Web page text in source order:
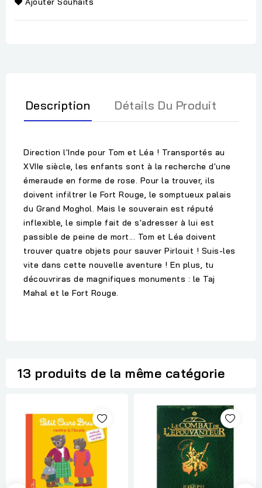
Description Détails Du Produit
Direction l'Inde pour Tom et Léa ! Transportés au
XVIIe siècle, les enfants sont à la recherche d'une
émeraude en forme de rose. Pour la trouver, ils
doivent infiltrer le Fort Rouge, le somptueux palais
du Grand Moghol. Mais le souverain est réputé
inflexible, le simple fait de s'adresser à lui est
passible de peine de mort... Tom et Léa doivent
trouver quatre objets pour sauver Pirlouit ! Suis-les
vite dans cette nouvelle aventure ! En plus, tu
découvriras de magnifiques monuments : le Taj
Mahal et le Fort Rouge.
13 produits de la même catégorie